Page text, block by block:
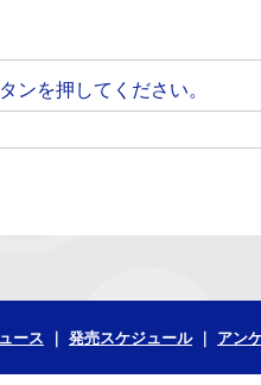
ンを押してください。
ース 発売スケジュール アン